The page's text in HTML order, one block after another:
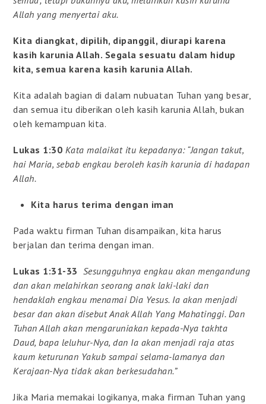
Allah yang menyertai aku.
Kita diangkat, dipilih, dipanggil, diurapi karena
kasih karunia Allah. Segala sesuatu dalam hidup
kita, semua karena kasih karunia Allah.
Kita adalah bagian di dalam nubuatan Tuhan yang besar,
dan semua itu diberikan oleh kasih karunia Allah, bukan
oleh kemampuan kita.
Lukas 1:30 Kata malaikat itu kepadanya: “Jangan takut,
hai Maria, sebab engkau beroleh kasih karunia di hadapan
Allah.
Kita harus terima dengan iman
Pada waktu firman Tuhan disampaikan, kita harus
berjalan dan terima dengan iman.
Lukas 1:31-33 Sesungguhnya engkau akan mengandung
dan akan melahirkan seorang anak laki-laki dan
hendaklah engkau menamai Dia Yesus. Ia akan menjadi
besar dan akan disebut Anak Allah Yang Mahatinggi. Dan
Tuhan Allah akan mengaruniakan kepada-Nya takhta
Daud, bapa leluhur-Nya, dan Ia akan menjadi raja atas
kaum keturunan Yakub sampai selama-lamanya dan
Kerajaan-Nya tidak akan berkesudahan.”
Jika Maria memakai logikanya, maka firman Tuhan yang